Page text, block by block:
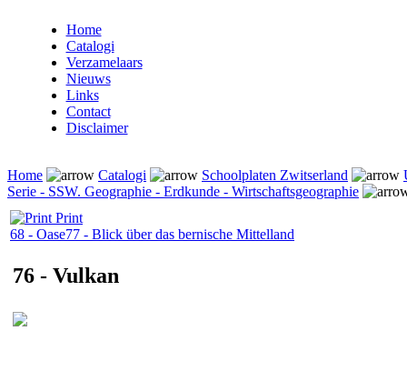
Home
Catalogi
Verzamelaars
Nieuws
Links
Contact
Disclaimer
Home Catalogi Schoolplaten Zwitserland
Serie - SSW. Geographie - Erdkunde - Wirtschaftsgeographie
Print
68 - Oase77 - Blick über das bernische Mittelland
76 - Vulkan